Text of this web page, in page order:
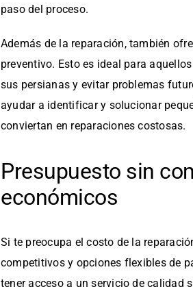
paso del proceso.
Además de la reparación, también
preventivo. Esto es ideal para
sus persianas y evitar problemas
ayudar a identificar y solucionar
conviertan en reparaciones costosas.
Presupuesto sin
económicos
Si te preocupa el costo de la
competitivos y opciones flexibles de
tener acceso a un servicio de calidad